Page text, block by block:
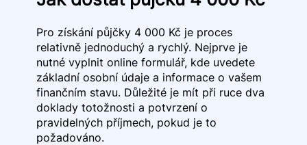
Pro získání půjčky 4 000 Kč je proces
relativně jednoduchý a rychlý. Nejprve je
nutné vyplnit online formulář, kde uvedete
základní osobní údaje a informace o vašem
finančním stavu. Důležité je mít při ruce dva
doklady totožnosti a potvrzení o
pravidelných příjmech, pokud je to
požadováno.